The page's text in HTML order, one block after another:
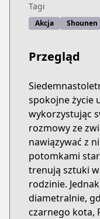
Tagi
Akcja Shounen
Przegląd
spokojne życie
wykorzystując
rozmowy ze
nawiązywać z
potomkami
trenują sztuki
rodzinie.
diametralnie,
czarnego kota,